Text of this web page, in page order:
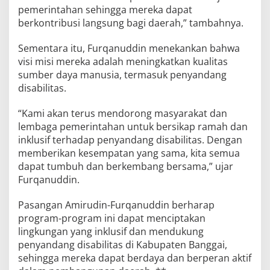
pemerintahan sehingga mereka dapat
berkontribusi langsung bagi daerah,” tambahnya.
Sementara itu, Furqanuddin menekankan bahwa
visi misi mereka adalah meningkatkan kualitas
sumber daya manusia, termasuk penyandang
disabilitas.
“Kami akan terus mendorong masyarakat dan
lembaga pemerintahan untuk bersikap ramah dan
inklusif terhadap penyandang disabilitas. Dengan
memberikan kesempatan yang sama, kita semua
dapat tumbuh dan berkembang bersama,” ujar
Furqanuddin.
Pasangan Amirudin-Furqanuddin berharap
program-program ini dapat menciptakan
lingkungan yang inklusif dan mendukung
penyandang disabilitas di Kabupaten Banggai,
sehingga mereka dapat berdaya dan berperan aktif